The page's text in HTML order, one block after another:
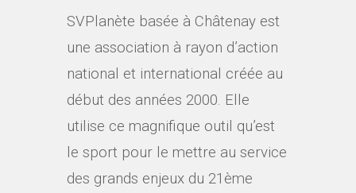
SVPlanète basée à Châtenay est
une association à rayon d’action
national et international créée au
début des années 2000. Elle
utilise ce magnifique outil qu’est
le sport pour le mettre au service
des grands enjeux du 21ème